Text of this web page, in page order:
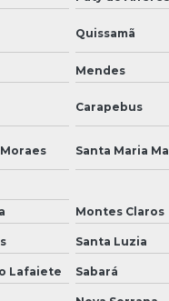
Quissamã
Mendes
Carapebus
Santa Maria
Montes Claros
Santa Luzia
Lafaiete Sabará